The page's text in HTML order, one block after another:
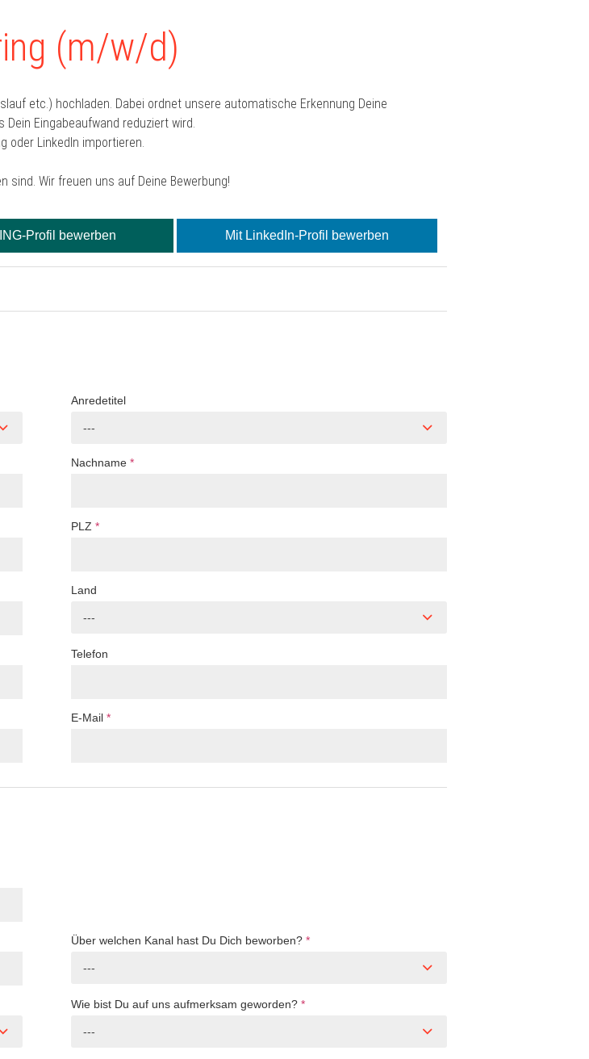
(m/w/d)
etc.) hochladen. Dabei ordnet unsere automatische Erkennung Deine
Eingabeaufwand reduziert wird.
oder LinkedIn importieren.
Wir freuen uns auf Deine Bewerbung!
Profil bewerben Mit LinkedIn-Profil bewerben
Anredetitel
---
Nachname *
PLZ *
Land
---
Telefon
E-Mail *
Über welchen Kanal hast Du Dich beworben? *
---
Wie bist Du auf uns aufmerksam geworden? *
---